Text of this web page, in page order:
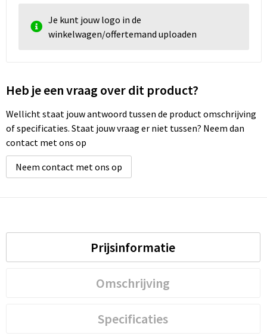
Je kunt jouw logo in de
winkelwagen/offertemand uploaden
Heb je een vraag over dit product?
Wellicht staat jouw antwoord tussen de product omschrijving
of specificaties. Staat jouw vraag er niet tussen? Neem dan
contact met ons op
Neem contact met ons op
Prijsinformatie
Omschrijving
Specificaties